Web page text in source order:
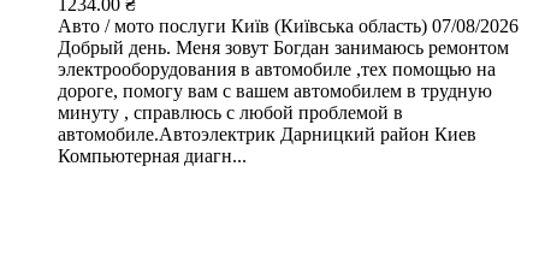
Авто / мото послуги Київ (Київська область) 07/08/2026
Добрый день. Меня зовут Богдан занимаюсь ремонтом
электрооборудования в автомобиле ,тех помощью на
дороге, помогу вам с вашем автомобилем в трудную
минуту , справлюсь с любой проблемой в
автомобиле.Автоэлектрик Дарницкий район Киев
Компьютерная диагн...